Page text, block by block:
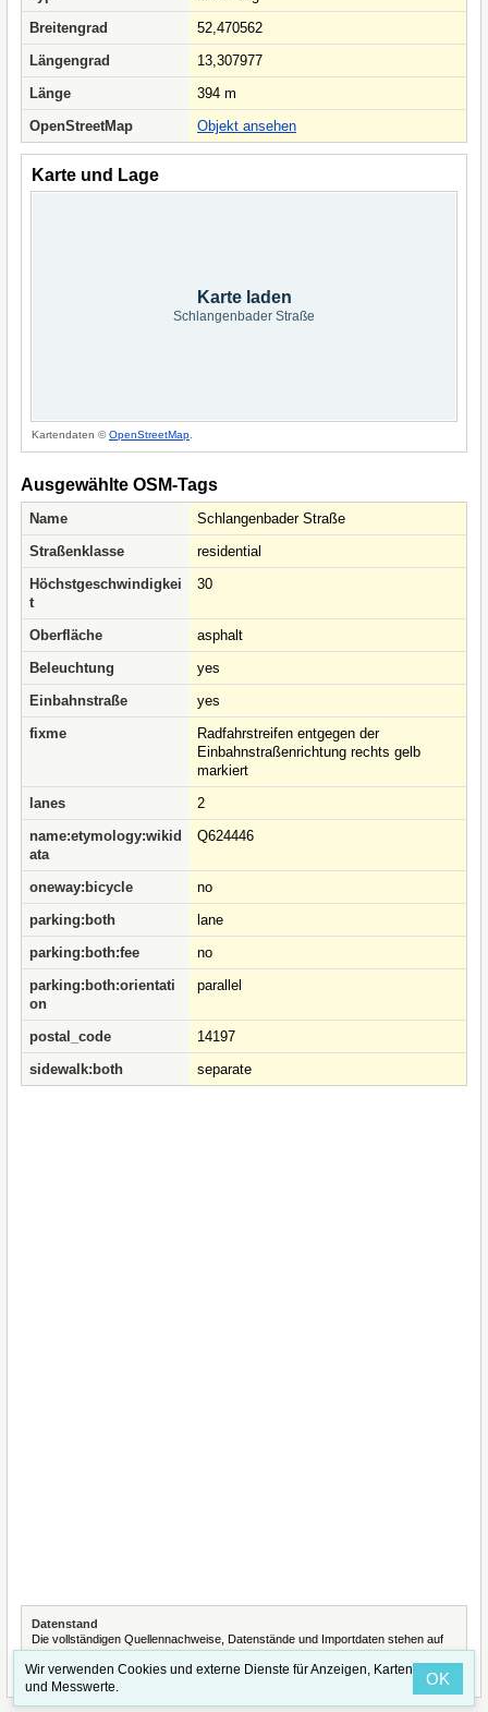
Breitengrad
52,470562
Längengrad
13,307977
Länge
394 m
OpenStreetMap
Objekt ansehen
Karte und Lage
Karte laden
Schlangenbader Straße
Kartendaten ©OpenStreetMap
Ausgewählte OSM-Tags
Name
Schlangenbader Straße
Straßenklasse
residential
Höchstgeschwindigkei
t
30
Oberfläche
asphalt
Beleuchtung
yes
Einbahnstraße
yes
fixme
Radfahrstreifen entgegen der
Einbahnstraßenrichtung rechts gelb
markiert
lanes
2
name:etymology:wikid
ata
Q624446
oneway:bicycle
no
parking:both
lane
parking:both:fee
no
parking:both:orientati
on
parallel
postal_code
14197
sidewalk:both
separate
Datenstand
Die vollständigen Quellennachweise, Datenstände und Importdaten stehen auf
der SeiteQuellennachweise und Datenimporte.
Wir verwenden Cookies und externe Dienste für Anzeigen, Karten
und Messwerte.
OK